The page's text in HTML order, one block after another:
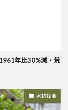
年比30%減・荒
水耕栽培